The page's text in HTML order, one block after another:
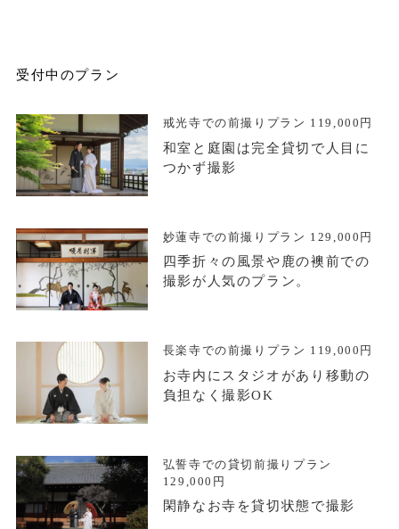
受付中のプラン
戒光寺での前撮りプラン 119,000円
和室と庭園は完全貸切で人目に
つかず撮影
妙蓮寺での前撮りプラン 129,000円
四季折々の風景や鹿の襖前での
撮影が人気のプラン。
長楽寺での前撮りプラン 119,000円
お寺内にスタジオがあり移動の
負担なく撮影OK
弘誓寺での貸切前撮りプラン
129,000円
閑静なお寺を貸切状態で撮影